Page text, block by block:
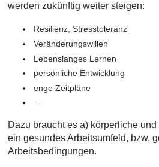
werden zukünftig weiter steigen:
Resilienz, Stresstoleranz
Veränderungswillen
Lebenslanges Lernen
persönliche Entwicklung
enge Zeitpläne
...
Dazu braucht es a) körperliche
ein gesundes Arbeitsumfeld, bzw.
Arbeitsbedingungen.